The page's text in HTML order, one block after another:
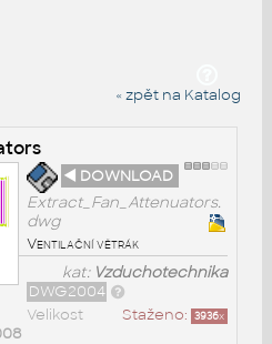
« zpět na Katalog
◄ DOWNLOAD
Extract_Fan_Attenuators.
dwg
Ventilační větrák
kat: Vzduchotechnika
DWG2004
Staženo: 3936x
Velikost